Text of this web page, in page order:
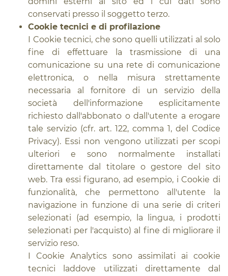
conservati presso il soggetto terzo.
Cookie tecnici e di profilazione
I Cookie tecnici, che sono quelli utilizzati al solo
fine di effettuare la trasmissione di una
comunicazione su una rete di comunicazione
elettronica, o nella misura strettamente
necessaria al fornitore di un servizio della
società dell'informazione esplicitamente
richiesto dall'abbonato o dall'utente a erogare
tale servizio (cfr. art. 122, comma 1, del Codice
Privacy). Essi non vengono utilizzati per scopi
ulteriori e sono normalmente installati
direttamente dal titolare o gestore del sito
web. Tra essi figurano, ad esempio, i Cookie di
funzionalità, che permettono all'utente la
navigazione in funzione di una serie di criteri
selezionati (ad esempio, la lingua, i prodotti
selezionati per l'acquisto) al fine di migliorare il
servizio reso.
I Cookie Analytics sono assimilati ai cookie
tecnici laddove utilizzati direttamente dal